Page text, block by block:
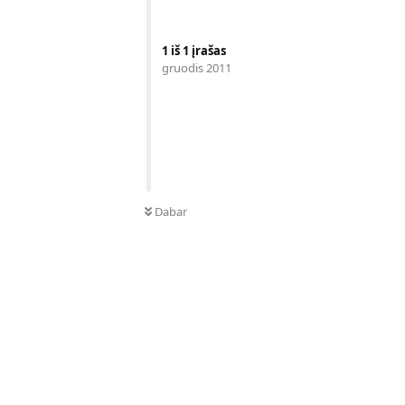
1 iš 1 įrašas
gruodis 2011
Dabar